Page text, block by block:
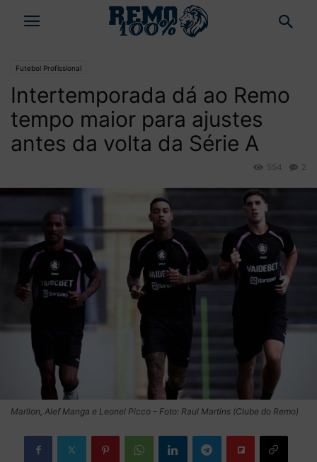
Futebol Profissional
Intertemporada dá ao Remo
tempo maior para ajustes
antes da volta da Série A
2
554
Marllon, Alef Manga e Leonel Picco – Foto: Raul Martins (Clube do Remo)